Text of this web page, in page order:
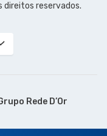
direitos reservados.
Rede D’Or